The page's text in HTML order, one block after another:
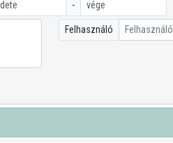
-
Felhasználó Felhasználó